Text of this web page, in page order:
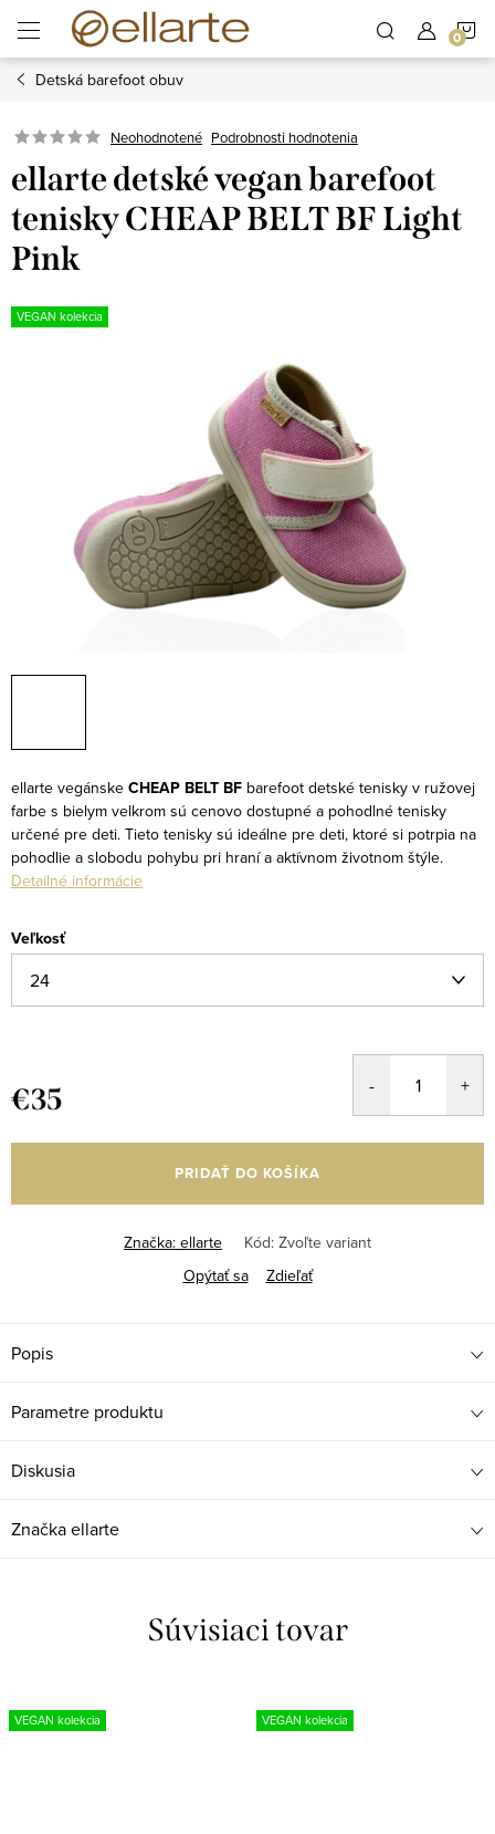
obsah
Detská barefoot obuv
Neohodnotené Podrobnosti hodnotenia
ellarte detské vegan barefoot
tenisky CHEAP BELT BF Light
Pink
VEGAN kolekcia
ellarte vegánske CHEAP BELT BF barefoot detské tenisky v ružovej
farbe s bielym velkrom sú cenovo dostupné a pohodlné tenisky
určené pre deti. Tieto tenisky sú ideálne pre deti, ktoré si potrpia na
pohodlie a slobodu pohybu pri hraní a aktívnom životnom štýle.
Detailné informácie
Veľkosť
€35
cena:
PRIDAŤ DO KOŠÍKA
Značka: ellarte Kód: Zvoľte variant
Opýtať sa
Zdieľať
Popis
Parametre produktu
Diskusia
Značkaellarte
Súvisiaci tovar
VEGAN kolekcia VEGAN kolekcia